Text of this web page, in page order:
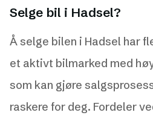
Selge bil i Hadsel?
Å selge bilen i Hadsel har
et aktivt bilmarked med
som kan gjøre
raskere for deg. Fordeler